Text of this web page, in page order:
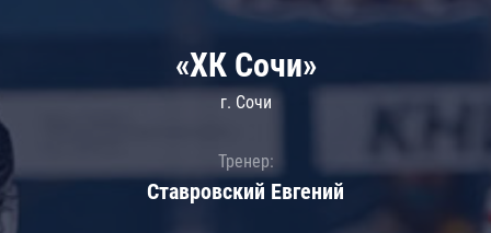
«ХК Сочи»
г. Сочи
Тренер:
Ставровский Евгений